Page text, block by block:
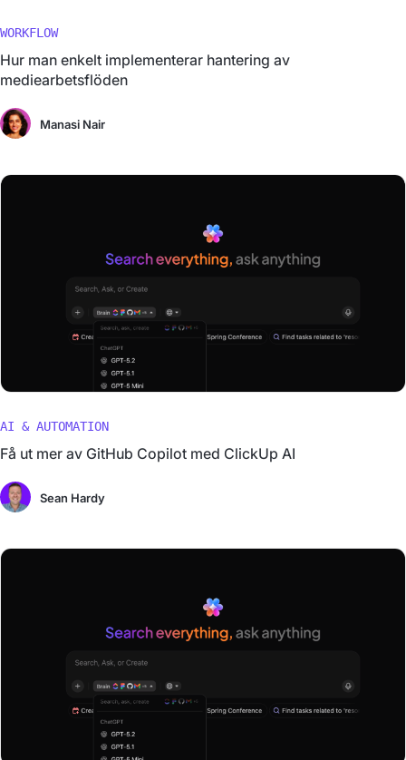
WORKFLOW
Hur man enkelt implementerar hantering av
mediearbetsflöden
Manasi Nair
AI & AUTOMATION
Få ut mer av GitHub Copilot med ClickUp AI
Sean Hardy